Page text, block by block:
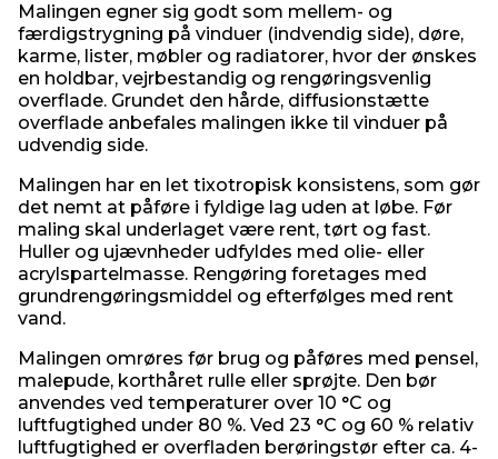
Malingen egner sig godt som mellem- og
færdigstrygning på vinduer (indvendig side), døre,
karme, lister, møbler og radiatorer, hvor der ønskes
en holdbar, vejrbestandig og rengøringsvenlig
overflade. Grundet den hårde, diffusionstætte
overflade anbefales malingen ikke til vinduer på
udvendig side.
Malingen har en let tixotropisk konsistens, som gør
det nemt at påføre i fyldige lag uden at løbe. Før
maling skal underlaget være rent, tørt og fast.
Huller og ujævnheder udfyldes med olie- eller
acrylspartelmasse. Rengøring foretages med
grundrengøringsmiddel og efterfølges med rent
vand.
Malingen omrøres før brug og påføres med pensel,
malepude, korthåret rulle eller sprøjte. Den bør
anvendes ved temperaturer over 10 °C og
luftfugtighed under 80 %. Ved 23 °C og 60 % relativ
luftfugtighed er overfladen berøringstør efter ca. 4-